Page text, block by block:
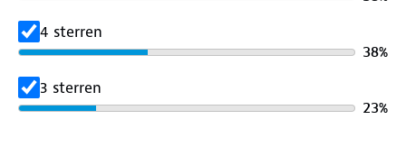
4 sterren
38%
3 sterren
23%